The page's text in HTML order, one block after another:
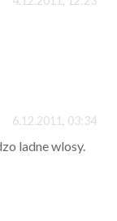
6.12.2011, 03:34
ladne wlosy.